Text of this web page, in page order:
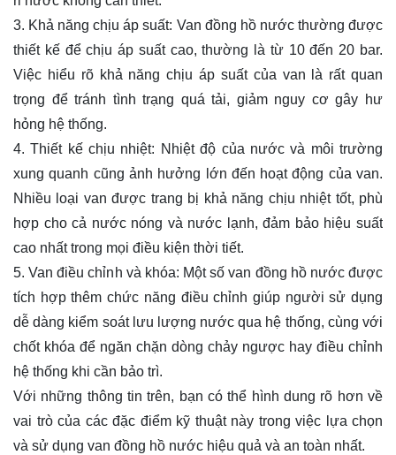
3. Khả năng chịu áp suất: Van đồng hồ nước thường được
thiết kế để chịu áp suất cao, thường là từ 10 đến 20 bar.
Việc hiểu rõ khả năng chịu áp suất của van là rất quan
trọng để tránh tình trạng quá tải, giảm nguy cơ gây hư
hỏng hệ thống.
4. Thiết kế chịu nhiệt: Nhiệt độ của nước và môi trường
xung quanh cũng ảnh hưởng lớn đến hoạt động của van.
Nhiều loại van được trang bị khả năng chịu nhiệt tốt, phù
hợp cho cả nước nóng và nước lạnh, đảm bảo hiệu suất
cao nhất trong mọi điều kiện thời tiết.
5. Van điều chỉnh và khóa: Một số van đồng hồ nước được
tích hợp thêm chức năng điều chỉnh giúp người sử dụng
dễ dàng kiểm soát lưu lượng nước qua hệ thống, cùng với
chốt khóa để ngăn chặn dòng chảy ngược hay điều chỉnh
hệ thống khi cần bảo trì.
Với những thông tin trên, bạn có thể hình dung rõ hơn về
vai trò của các đặc điểm kỹ thuật này trong việc lựa chọn
và sử dụng van đồng hồ nước hiệu quả và an toàn nhất.